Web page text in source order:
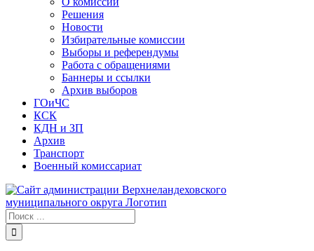
Решения
Новости
Избирательные комиссии
Выборы и референдумы
Работа с обращениями
Баннеры и ссылки
Архив выборов
ГОиЧС
КСК
КДН и ЗП
Архив
Транспорт
Военный комиссариат
Результат
поиска: